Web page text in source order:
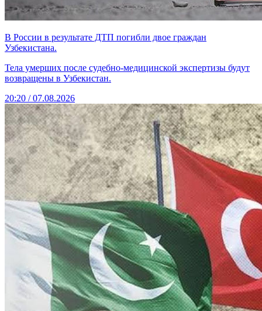
В России в результате ДТП погибли двое граждан
Узбекистана.
Тела умерших после судебно-медицинской экспертизы будут
возвращены в Узбекистан.
20:20 / 07.08.2026